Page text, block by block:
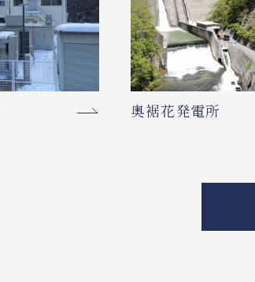
奥裾花発電所